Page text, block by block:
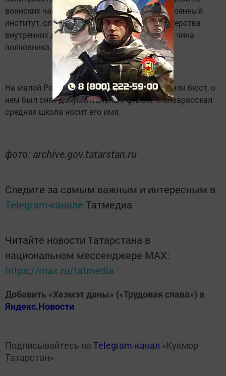
воинских частей. Затем окончил в Москве военный
институт, служил в воинских частях Министерства
внутренних дел, удостоен почетного звания, чина
полковника.
На малой Родине Сабиру Ахтямову установили бюст, о
нем был снят документальный фильм. Манзарасская
средняя школа носит его имя.
фото: archive.gov.tatarstan.ru
Следите за самым важным и интересным в
Telegram-канале Татмедиа
Читайте новости Татарстана в
национальном мессенджере MАХ:
https://max.ru/tatmedia
Добавить «Хезмэт даны» («Трудовая слава») в
Яндекс.Новости
Подписывайтесь на Telegram-канал «Кукмор
Татарстан»